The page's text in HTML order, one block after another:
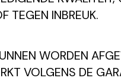
TEGEN INBREUK.
WORDEN
VOLGENS DE